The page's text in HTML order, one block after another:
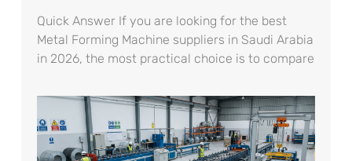
Quick Answer If you are looking for the best
Metal Forming Machine suppliers in Saudi Arabia
in 2026, the most practical choice is to compare